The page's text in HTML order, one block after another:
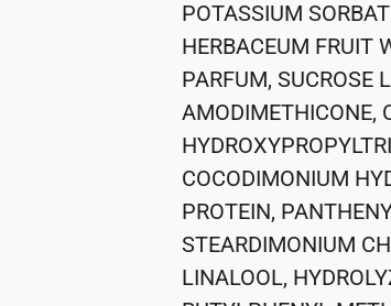
POTASSIUM
HERBACEUM FRUIT
PARFUM, SUCROSE
AMODIMETHICONE,
COCODIMONIUM
PROTEIN,
STEARDIMONIUM
LINALOOL,